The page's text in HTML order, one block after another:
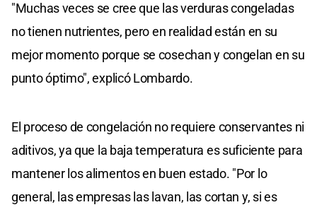
"Muchas veces se cree que las verduras congeladas
no tienen nutrientes, pero en realidad están en su
mejor momento porque se cosechan y congelan en su
punto óptimo", explicó Lombardo.
El proceso de congelación no requiere conservantes ni
aditivos, ya que la baja temperatura es suficiente para
mantener los alimentos en buen estado. "Por lo
general, las empresas las lavan, las cortan y, si es